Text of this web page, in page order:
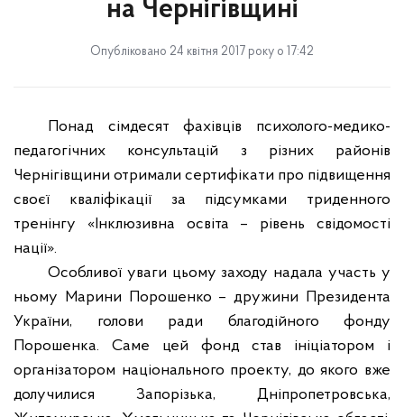
на Чернігівщині
Опубліковано 24 квітня 2017 року о 17:42
Понад сімдесят фахівців психолого-медико-
педагогічних консультацій з різних районів
Чернігівщини отримали сертифікати про підвищення
своєї кваліфікації за підсумками триденного
тренінгу «Інклюзивна освіта – рівень свідомості
нації».
Особливої уваги цьому заходу надала участь у
ньому Марини Порошенко – дружини Президента
України, голови ради благодійного фонду
Порошенка. Саме цей фонд став ініціатором і
організатором національного проекту, до якого вже
долучилися Запорізька, Дніпропетровська,